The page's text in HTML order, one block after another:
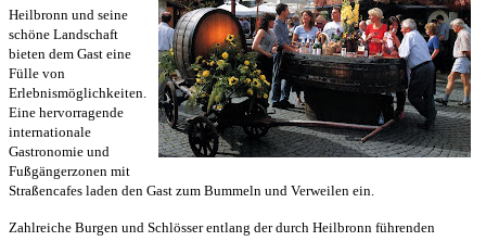
Heilbronn und seine
schöne Landschaft
bieten dem Gast eine
Fülle von
Erlebnismöglichkeiten.
Eine hervorragende
internationale
Gastronomie und
Fußgängerzonen mit
Straßencafes laden den Gast zum Bummeln und Verweilen ein.
Zahlreiche Burgen und Schlösser entlang der durch Heilbronn führenden